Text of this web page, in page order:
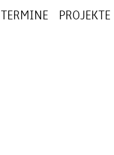
TERMINE PROJEKTE